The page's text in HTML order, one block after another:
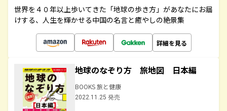
世界を４０年以上歩いてきた「地球の歩き方」があなたにお届
けする、人生を輝かせる中国の名言と癒やしの絶景集
詳細を見る
地球のなぞり方 旅地図 日本編
BOOKS 旅と健康
2022.11.25 発売